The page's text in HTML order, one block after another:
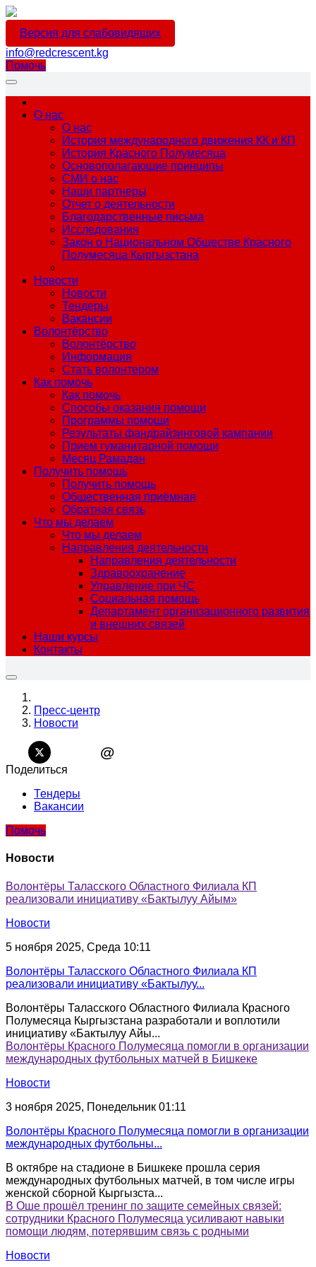
Версия для слабовидящих
info@redcrescent.kg
Помочь
О нас
О нас
История международного движения КК и КП
История Красного Полумесяца
Основополагающие принципы
СМИ о нас
Наши партнеры
Отчет о деятельности
Благодарственные письма
Исследования
Закон о Национальном Обществе Красного
Полумесяца Кыргызстана
Новости
Новости
Тендеры
Вакансии
Волонтёрство
Волонтёрство
Информация
Стать волонтером
Как помочь
Как помочь
Способы оказания помощи
Программы помощи
Результаты фандрайзинговой кампании
Прием гуманитарной помощи
Месяц Рамадан
Получить помощь
Получить помощь
Общественная приёмная
Обратная связь
Что мы делаем
Что мы делаем
Направления деятельности
Направления деятельности
Здравоохранение
Управление при ЧС
Социальная помощь
Департамент организационного развития
и внешних связей
Наши курсы
Контакты
Пресс-центр
Новости
@
Поделиться
Тендеры
Вакансии
Помочь
Новости
Волонтёры Таласского Областного Филиала КП
реализовали инициативу «Бактылуу Айым»
Новости
5 ноября 2025, Среда 10:11
Волонтёры Таласского Областного Филиала КП
реализовали инициативу «Бактылуу...
Волонтёры Таласского Областного Филиала Красного
Полумесяца Кыргызстана разработали и воплотили
инициативу «Бактылуу Айы...
Волонтёры Красного Полумесяца помогли в организации
международных футбольных матчей в Бишкеке
Новости
3 ноября 2025, Понедельник 01:11
Волонтёры Красного Полумесяца помогли в организации
международных футбольны...
В октябре на стадионе в Бишкеке прошла серия
международных футбольных матчей, в том числе игры
женской сборной Кыргызста...
В Оше прошёл тренинг по защите семейных связей:
сотрудники Красного Полумесяца усиливают навыки
помощи людям, потерявшим связь с родными
Новости